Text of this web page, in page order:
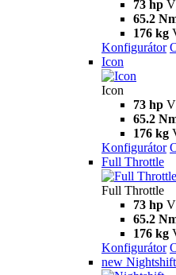
73 hp
65.2
176 kg
Konfigurátor
Icon
Icon
73 hp
65.2
176 kg
Konfigurátor
Full Throttle
Full Throttle
73 hp
65.2
176 kg
Konfigurátor
new Nightshift